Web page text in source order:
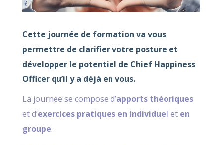
Cette journée de formation va vous
permettre de clarifier votre posture et
développer le potentiel de Chief Happiness
Officer qu’il y a déjà en vous.
La journée se compose d’apports théoriques
et d’exercices pratiques en individuel et en
groupe.